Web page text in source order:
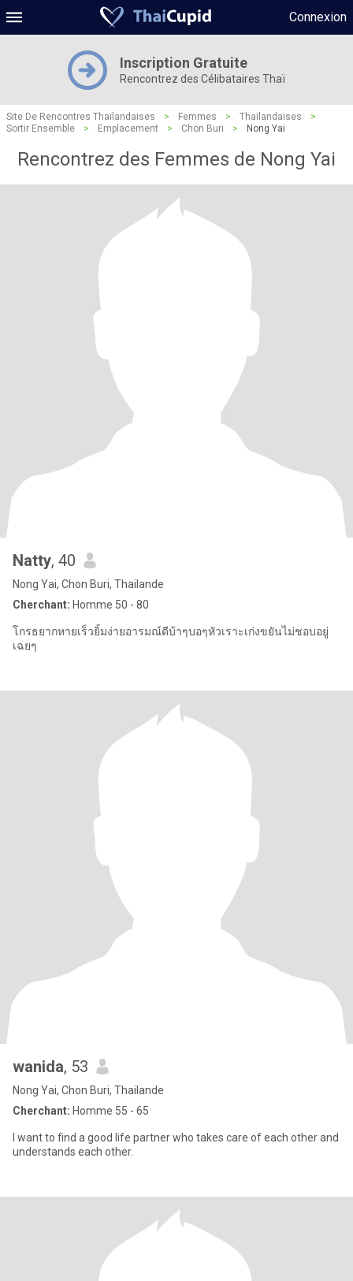
Connexion
Inscription Gratuite
Rencontrez des Célibataires Thaï
Site De Rencontres Thaïlandaises > Femmes > Thaïlandaises
>
Sortir Ensemble
> Emplacement > Chon Buri > Nong Yai
Rencontrez des Femmes de Nong Yai
Natty, 40
Nong Yai, Chon Buri, Thailande
Cherchant: Homme 50 - 80
โกรธยากหายเร็วยิ้มง่ายอารมณ์ดีบ้าๆบอๆหัวเราะเก่งขยันไม่ชอบอยู่
เฉยๆ
wanida, 53
Nong Yai, Chon Buri, Thailande
Cherchant: Homme 55 - 65
I want to find a good life partner who takes care of each other and
understands each other.